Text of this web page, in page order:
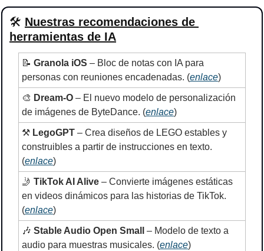
🛠 Nuestras recomendaciones de
herramientas de IA
📝 Granola iOS – Bloc de notas con IA para
personas con reuniones encadenadas. (enlace)
🎨 Dream-O – El nuevo modelo de personalización
de imágenes de ByteDance. (enlace)
⚒ LegoGPT – Crea diseños de LEGO estables y
construibles a partir de instrucciones en texto.
(enlace)
🤳 TikTok AI Alive – Convierte imágenes estáticas
en videos dinámicos para las historias de TikTok.
(enlace)
🎶 Stable Audio Open Small
– Modelo de texto a
audio para muestras musicales. (enlace)